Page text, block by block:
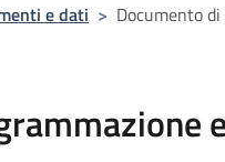
e dati > Documento